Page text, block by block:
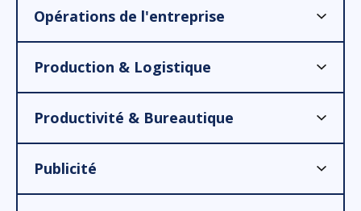
Opérations de l'entreprise
Production & Logistique
Productivité & Bureautique
Publicité